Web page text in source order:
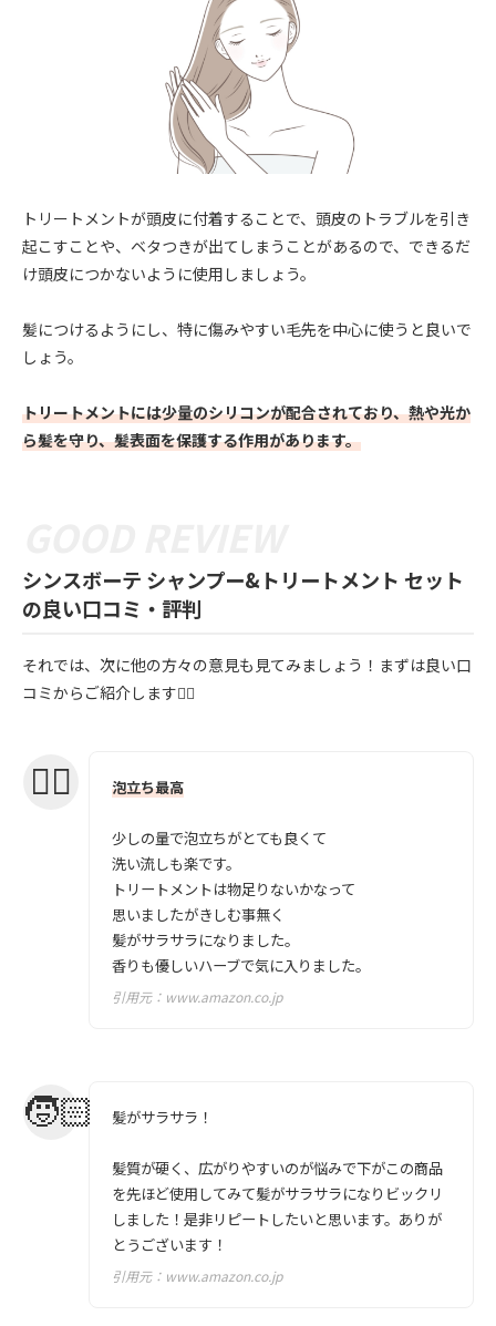
トリートメントが頭皮に付着することで、頭皮のトラブルを引き
起こすことや、ベタつきが出てしまうことがあるので、できるだ
け頭皮につかないように使用しましょう。
髪につけるようにし、特に傷みやすい毛先を中心に使うと良いで
しょう。
トリートメントには少量のシリコンが配合されており、熱や光か
ら髪を守り、髪表面を保護する作用があります。
シンスボーテ シャンプー&トリートメント セット
の良い口コミ・評判
それでは、次に他の方々の意見も見てみましょう！まずは良い口
コミからご紹介します💁‍♀️
泡立ち最高
少しの量で泡立ちがとても良くて
洗い流しも楽です。
トリートメントは物足りないかなって
思いましたがきしむ事無く
髪がサラサラになりました。
香りも優しいハーブで気に入りました。
引用元： www.amazon.co.jp
髪がサラサラ！
髪質が硬く、広がりやすいのが悩みで下がこの商品
を先ほど使用してみて髪がサラサラになりビックリ
しました！是非リピートしたいと思います。ありが
とうございます！
引用元： www.amazon.co.jp